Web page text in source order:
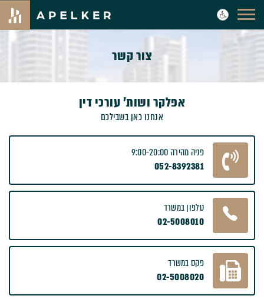
צור קשר
אפלקר ושות' עורכי דין
אנחנו כאן בשבילכם
פניה מהירה 9:00-20:00
052-8392381
טלפון במשרד
02-5008010
פקס במשרד
02-5008020